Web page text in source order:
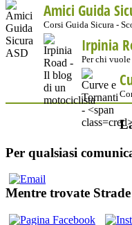
Amici Guida
Corsi Guida Sicura -
Irpinia
Per chi
Per qualsiasi
Mentre trovate